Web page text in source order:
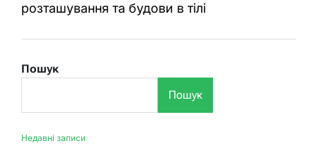
розташування та будови в тілі
Пошук
Пошук
Недавні записи